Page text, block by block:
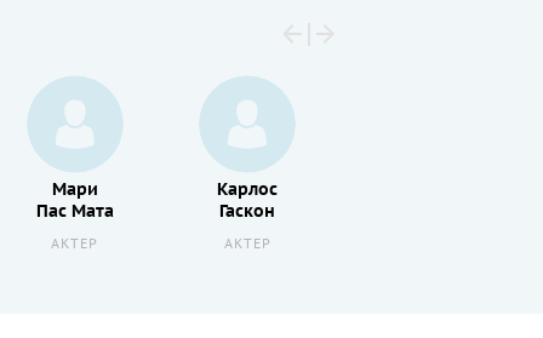
Мари
Пас Мата
АКТЕР
Карлос
Гаскон
АКТЕР